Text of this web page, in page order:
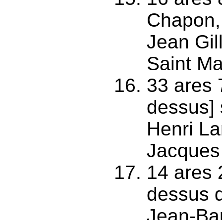
Jean
Saint
33 ares
dessus]
Henri
14 ares
dessus